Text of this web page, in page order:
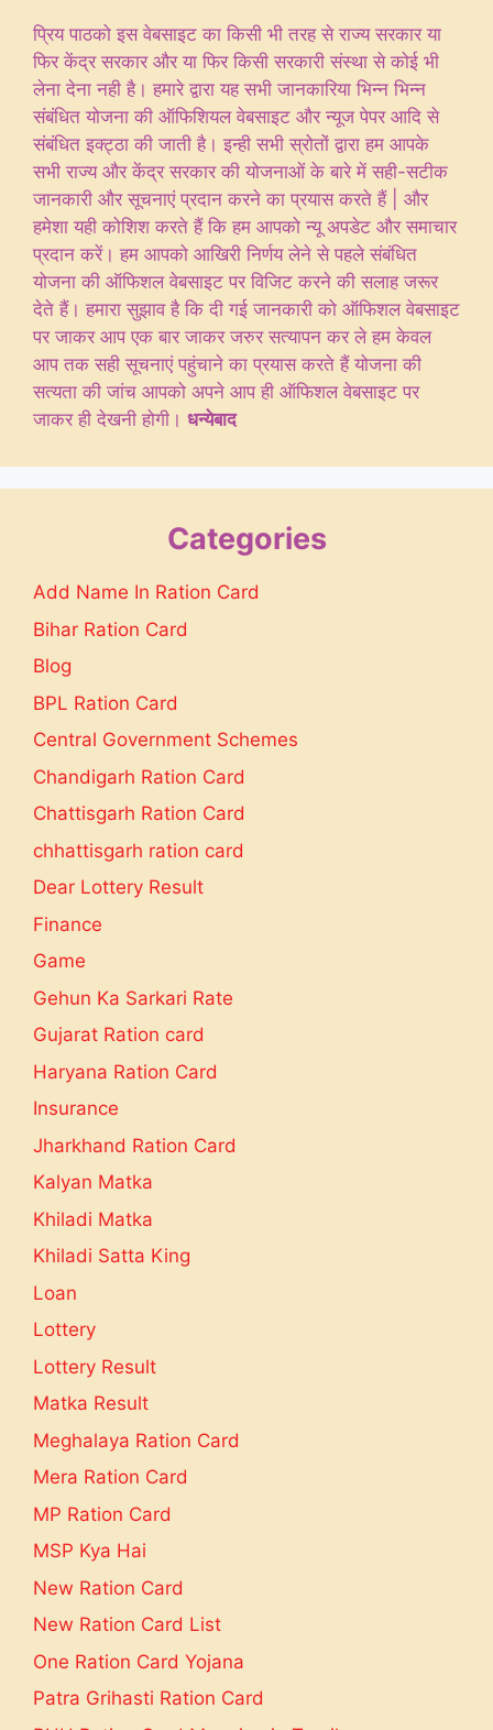
प्रिय पाठको इस वेबसाइट का किसी भी तरह से राज्य सरकार या
फिर केंद्र सरकार और या फिर किसी सरकारी संस्था से कोई भी
लेना देना नही है। हमारे द्वारा यह सभी जानकारिया भिन्न भिन्न
संबंधित योजना की ऑफिशियल वेबसाइट और न्यूज पेपर आदि से
संबंधित इक्ट्ठा की जाती है। इन्ही सभी स्रोतों द्वारा हम आपके
सभी राज्य और केंद्र सरकार की योजनाओं के बारे में सही-सटीक
जानकारी और सूचनाएं प्रदान करने का प्रयास करते हैं | और
हमेशा यही कोशिश करते हैं कि हम आपको न्यू अपडेट और समाचार
प्रदान करें। हम आपको आखिरी निर्णय लेने से पहले संबंधित
योजना की ऑफिशल वेबसाइट पर विजिट करने की सलाह जरूर
देते हैं। हमारा सुझाव है कि दी गई जानकारी को ऑफिशल वेबसाइट
पर जाकर आप एक बार जाकर जरुर सत्यापन कर ले हम केवल
आप तक सही सूचनाएं पहुंचाने का प्रयास करते हैं योजना की
सत्यता की जांच आपको अपने आप ही ऑफिशल वेबसाइट पर
जाकर ही देखनी होगी। धन्येबाद
Categories
Add Name In Ration Card
Bihar Ration Card
Blog
BPL Ration Card
Central Government Schemes
Chandigarh Ration Card
Chattisgarh Ration Card
chhattisgarh ration card
Dear Lottery Result
Finance
Game
Gehun Ka Sarkari Rate
Gujarat Ration card
Haryana Ration Card
Insurance
Jharkhand Ration Card
Kalyan Matka
Khiladi Matka
Khiladi Satta King
Loan
Lottery
Lottery Result
Matka Result
Meghalaya Ration Card
Mera Ration Card
MP Ration Card
MSP Kya Hai
New Ration Card
New Ration Card List
One Ration Card Yojana
Patra Grihasti Ration Card